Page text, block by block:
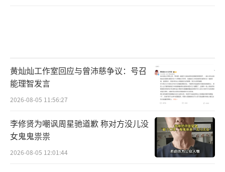
黄灿灿工作室回应与曾沛慈争议：号召
能理智发言
2026-08-05 11:56:27
李修贤为嘲讽周星驰道歉 称对方没儿没
女鬼鬼祟祟
2026-08-05 12:01:44